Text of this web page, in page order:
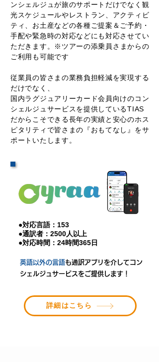
ンシェルジュが旅のサポートだけでなく観
光スケジュールやレストラン、アクティビ
ティ、お土産などの各種ご提案＆ご予約・
手配や緊急時の対応などにも対応させてい
ただきます。
※ツアーの添乗員さまからの
ご利用も可能です
従業員の皆さまの業務負担軽減を実現する
だけでなく、
国内ラグジュアリーカード会員向けのコン
シェルジュサービスを提供しているTIAS
だからこそできる長年の実績と安心のホス
ピタリティで皆さまの『おもてなし』をサ
ポートいたします。
●対応言語：153
●通訳者：2500人以上
●対応時間：24時間365日
英語以外の言語も通訳アプリを介してコン
シェルジュサービスをご提供します！
詳細はこちら